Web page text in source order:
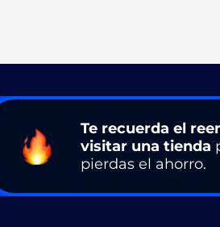
Te recuerda el
visitar una tienda
pierdas el ahorro.